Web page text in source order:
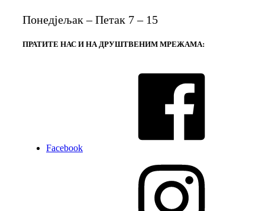
Понедјељак – Петак 7 – 15
ПРАТИТЕ НАС И НА ДРУШТВЕНИМ МРЕЖАМА:
Facebook